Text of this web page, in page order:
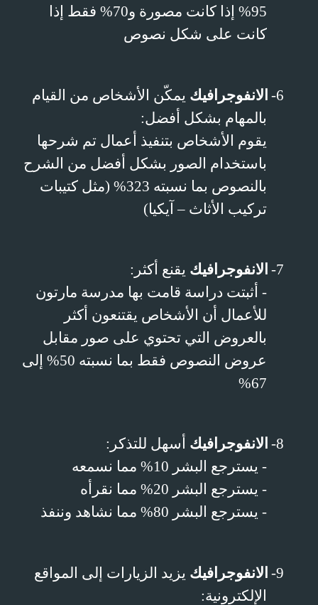
95% إذا كانت مصورة و70% فقط إذا
كانت على شكل نصوص
6- الانفوجرافيكيمكّن الأشخاص من القيام
بالمهام بشكل أفضل:
يقوم الأشخاص بتنفيذ أعمال تم شرحها
باستخدام الصور بشكل أفضل من الشرح
بالنصوص بما نسبته 323% (مثل كتيبات
تركيب الأثاث – آيكيا)
7- الانفوجرافيكيقنع أكثر:
- أثبتت دراسة قامت بها مدرسة مارتون
للأعمال أن الأشخاص يقتنعون أكثر
بالعروض التي تحتوي على صور مقابل
عروض النصوص فقط بما نسبته 50% إلى
67%
8- الانفوجرافيكأسهل للتذكر:
- يسترجع البشر 10% مما نسمعه
- يسترجع البشر 20% مما نقرأه
- يسترجع البشر 80% مما نشاهد وننفذ
9- الانفوجرافيكيزيد الزيارات إلى المواقع
الإلكترونية: